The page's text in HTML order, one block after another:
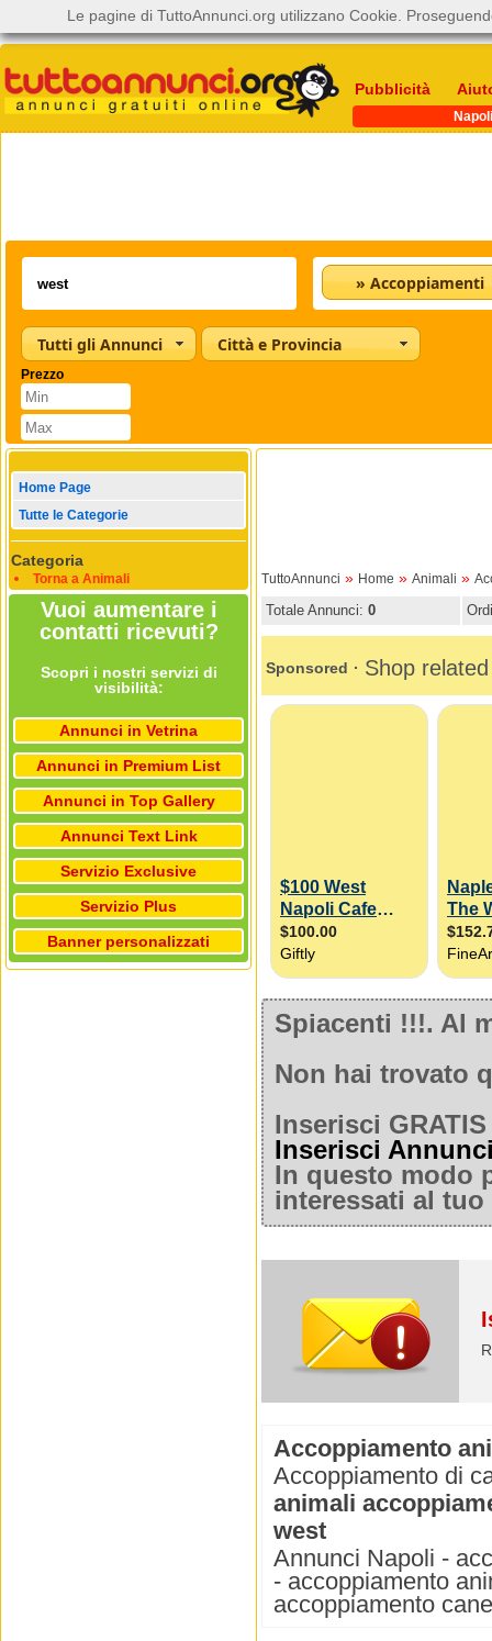
Pubblicità
Napoli
» Accoppiamenti
Tutti gli Annunci Città e Provincia
Prezzo
Home Page
Tutte le Categorie
Categoria
Torna a Animali
Vuoi aumentare i
contatti ricevuti?
Scopri i nostri servizi di
visibilità:
Annunci in Vetrina
Annunci in Premium List
Annunci in Top Gallery
Annunci Text Link
Servizio Exclusive
Servizio Plus
Banner personalizzati
TuttoAnnunci » Home » Animali »
Totale Annunci: 0
Spiacenti !!!. Al
Non hai trovato
Inserisci
Inserisci
In questo modo
interessati al
Accoppiamento
Accoppiamento di
animali
west
Annunci Napoli -
- accoppiamento
accoppiamento
Le pagine di TuttoAnnunci.org utilizzano Cookie.